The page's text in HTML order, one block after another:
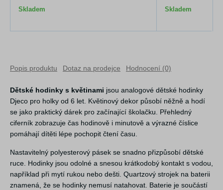
Skladem Skladem
Popis produktu Dotaz na prodejce Hodnocení (0)
Dětské hodinky s květinami jsou analogové dětské hodinky
Djeco pro holky od 6 let. Květinový dekor působí něžně a hodí
se jako praktický dárek pro začínající školačku. Přehledný
ciferník zobrazuje čas hodinově i minutově a výrazné číslice
pomáhají dítěti lépe pochopit čtení času.
Nastavitelný polyesterový pásek se snadno přizpůsobí dětské
ruce. Hodinky jsou odolné a snesou krátkodobý kontakt s vodou,
například při mytí rukou nebo dešti. Quartzový strojek na baterii
znamená, že se hodinky nemusí natahovat. Baterie je součástí